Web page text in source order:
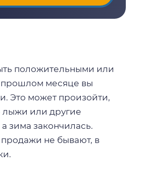
положительными или
месяце вы
Это может произойти,
лыжи или другие
зима закончилась.
не бывают, в